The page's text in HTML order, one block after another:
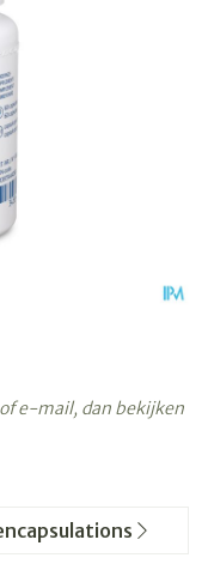
e-mail, dan bekijken